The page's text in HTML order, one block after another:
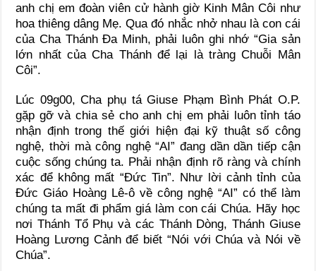
anh chị em đoàn viên cử hành giờ Kinh Mân Côi như
hoa thiêng dâng Mẹ. Qua đó nhắc nhở nhau là con cái
của Cha Thánh Đa Minh, phải luôn ghi nhớ “Gia sản
lớn nhất của Cha Thánh để lại là tràng Chuỗi Mân
Côi”.
Lúc 09g00, Cha phụ tá Giuse Phạm Bình Phát O.P.
gặp gỡ và chia sẻ cho anh chị em phải luôn tỉnh táo
nhận định trong thế giới hiện đại kỹ thuật số công
nghệ, thời mà công nghệ “AI” đang dần dần tiếp cận
cuộc sống chúng ta. Phải nhận định rõ ràng và chính
xác để không mất “Đức Tin”. Như lời cảnh tỉnh của
Đức Giáo Hoàng Lê-ô về công nghệ “AI” có thể làm
chúng ta mất đi phẩm giá làm con cái Chúa. Hãy học
nơi Thánh Tổ Phụ và các Thánh Dòng, Thánh Giuse
Hoàng Lương Cảnh để biết “Nói với Chúa và Nói về
Chúa”.